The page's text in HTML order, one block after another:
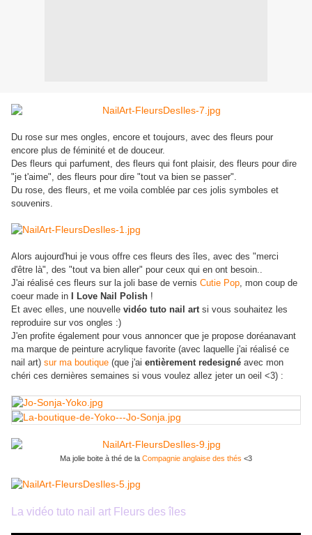
Du rose sur mes ongles, encore et toujours, avec des fleurs pour
encore plus de féminité et de douceur.
Des fleurs qui parfument, des fleurs qui font plaisir, des fleurs pour dire
"je t'aime", des fleurs pour dire "tout va bien se passer".
Du rose, des fleurs, et me voila comblée par ces jolis symboles et
souvenirs.
Alors aujourd'hui je vous offre ces fleurs des îles, avec des "merci
d'être là", des "tout va bien aller" pour ceux qui en ont besoin..
J'ai réalisé ces fleurs sur la joli base de vernis Cutie Pop, mon coup de
coeur made in
I Love Nail Polish !
Et avec elles, une nouvelle vidéo tuto nail artsi vous souhaitez les
reproduire sur vos ongles :)
J'en profite également pour vous annoncer que je propose doréanavant
ma marque de peinture acrylique favorite (avec laquelle j'ai réalisé ce
nail art) sur ma boutique (que j'ai entièrement redesigné avec mon
chéri ces dernières semaines si vous voulez allez jeter un oeil <3) :
Ma jolie boite à thé de la Compagnie anglaise des thés <3
La vidéo tuto nail art Fleurs des îles